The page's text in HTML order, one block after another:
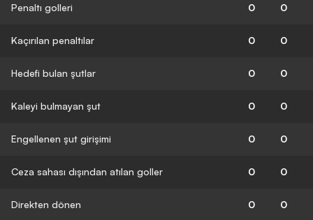
Penaltı golleri 0 0
Kaçırılan penaltılar 0 0
Hedefi bulan şutlar 0 0
Kaleyi bulmayan şut 0 0
Engellenen şut girişimi 0 0
Ceza sahası dışından atılan goller 0 0
Direkten dönen 0 0